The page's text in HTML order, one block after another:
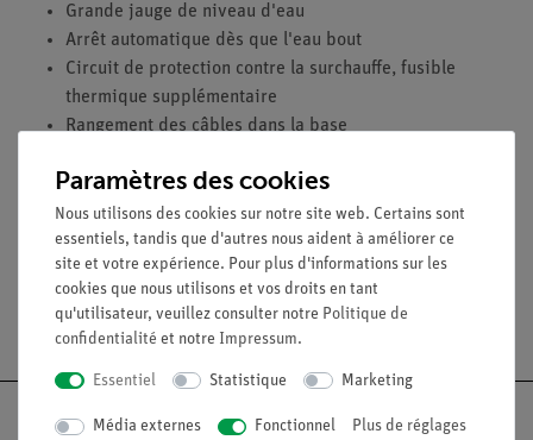
Grande jauge de niveau d'eau
Arrêt automatique dès que l'eau bout
Circuit de protection contre la surchauffe, fusible
thermique supplémentaire
Rangement des câbles dans la base
Livraison gratuite à partir de 300,- €.
Paramètres des cookies
Nous utilisons des cookies sur notre site web. Certains sont
essentiels, tandis que d'autres nous aident à améliorer ce
site et votre expérience. Pour plus d'informations sur les
cookies que nous utilisons et vos droits en tant
qu'utilisateur, veuillez consulter notre Politique de
confidentialité et notre Impressum.
Essentiel Statistique Marketing
Média externes Fonctionnel Plus de réglages